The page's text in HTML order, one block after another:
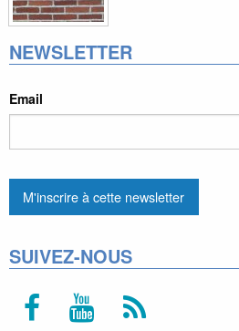
NEWSLETTER
Email
SUIVEZ-NOUS